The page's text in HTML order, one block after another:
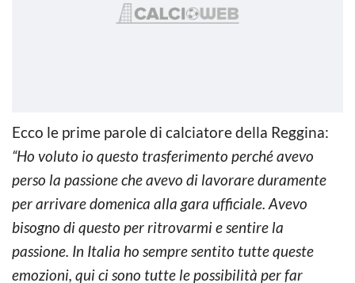
Ecco le prime parole di calciatore della Reggina:
“Ho voluto io questo trasferimento perché avevo
perso la passione che avevo di lavorare duramente
per arrivare domenica alla gara ufficiale. Avevo
bisogno di questo per ritrovarmi e sentire la
passione. In Italia ho sempre sentito tutte queste
emozioni, qui ci sono tutte le possibilità per far